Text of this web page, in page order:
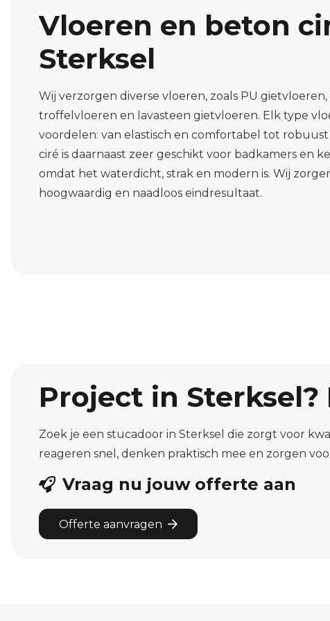
Vloeren en beton
Sterksel
Wij verzorgen diverse vloeren, zoals PU
troffelvloeren en lavasteen gietvloeren. Elk type
voordelen: van elastisch en comfortabel tot robuust
ciré is daarnaast zeer geschikt voor badkamers en
omdat het waterdicht, strak en modern is. Wij
hoogwaardig en naadloos eindresultaat.
Project in
Zoek je een stucadoor in Sterksel die zorgt voor
reageren snel, denken praktisch mee en zorgen
Vraag nu jouw offerte aan
Offerte aanvragen